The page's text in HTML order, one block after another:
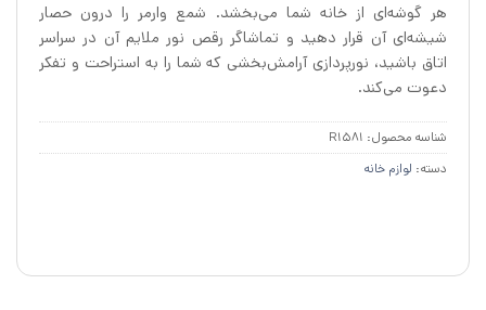
هر گوشه‌ای از خانه شما می‌بخشد. شمع وارمر را درون حصار
شیشه‌ای آن قرار دهید و تماشاگر رقص نور ملایم آن در سراسر
اتاق باشید، نورپردازی آرامش‌بخشی که شما را به استراحت و تفکر
دعوت می‌کند.
شناسه محصول: R1581
دسته: لوازم خانه